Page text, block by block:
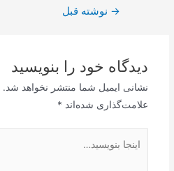
راهبری
→ نوشته قبل
دیدگاه‌ خود را بنویسید
نشانی ایمیل شما منتشر نخواهد شد.
علامت‌گذاری شده‌اند *
بنویسید…